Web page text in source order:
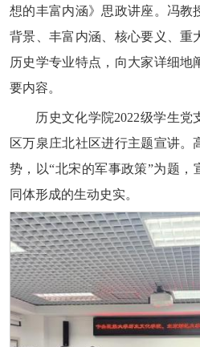
想的丰富内涵》思政讲座。冯教
背景、丰富内涵、核心要义、重
历史学专业特点，向大家详细地
要内容。
历史文化学院2022级学生
区万泉庄北社区进行主题宣讲。
势，以“北宋的军事政策”为题，
同体形成的生动史实。